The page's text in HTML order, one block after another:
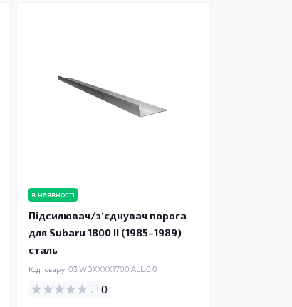
в наявності
Підсилювач/зʼєднувач порога
для Subaru 1800 II (1985–1989)
сталь
Код товару: 03.WBXXXX1700.ALL.0.0
0